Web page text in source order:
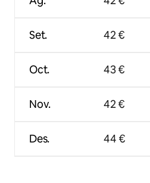
Set.
Oct.
Nov.
Des.
42 €
43 €
42 €
44 €